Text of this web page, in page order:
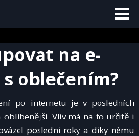
na e-
oblečením?
po internetu je v posledních
oblíbenější. Vliv má na to určitě i
poslední roky a díky němu